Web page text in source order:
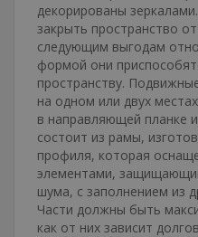
декорированы
закрыть пространство
следующим выгодам
формой они
пространству.
на одном или двух
в направляющей планке
состоит из рамы,
профиля, которая
элементами,
шума, с заполнением из
Части должны быть
как от них зависит